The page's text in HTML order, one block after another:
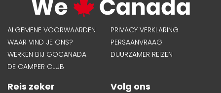
ALGEMENE VOORWAARDEN
PRIVACY VERKLARING
WAAR VIND JE ONS?
PERSAANVRAAG
WERKEN BIJ GOCANADA
DUURZAMER REIZEN
DE CAMPER CLUB
Reis zeker Volg ons